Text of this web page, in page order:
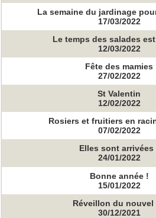
La semaine du jardinage
17/03/2022
Le temps des salades
12/03/2022
Fête des mamies
27/02/2022
St Valentin
12/02/2022
Rosiers et fruitiers en
07/02/2022
Elles sont arrivées
24/01/2022
Bonne année !
15/01/2022
Réveillon du nouvel
30/12/2021